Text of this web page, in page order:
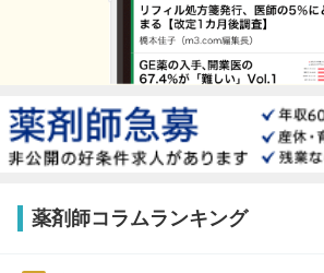
薬剤師コラムランキング